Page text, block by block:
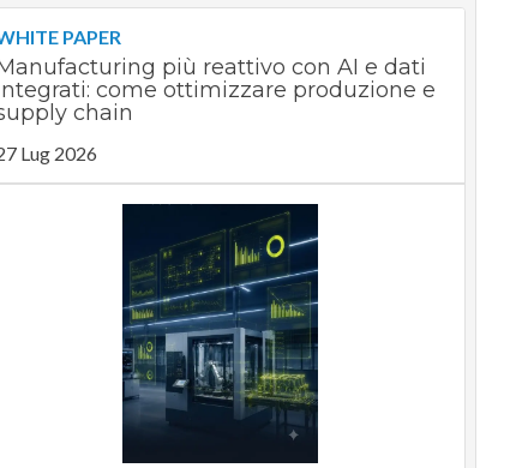
PAPER
più reattivo con AI e dati
come ottimizzare produzione e
chain
Lug 2026